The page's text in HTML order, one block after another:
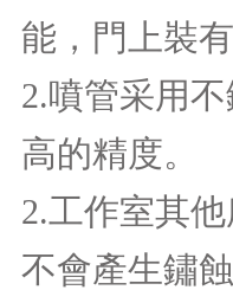
能，門上裝
2.噴管采用不
高的精度。
2.工作室其他
不會產生鏽蝕